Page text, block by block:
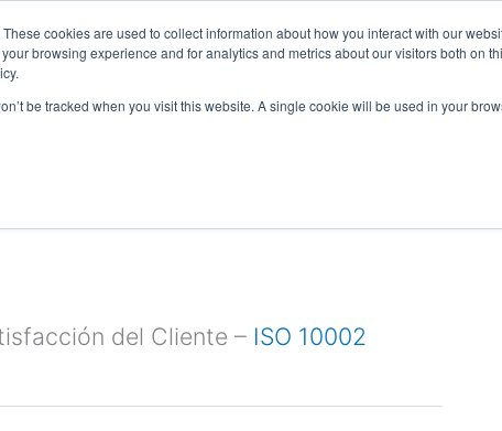
cookies are used to collect information about how you interact with our
browsing experience and for analytics and metrics about our visitors both on
be tracked when you visit this website. A single cookie will be used in your
del Cliente – ISO 10002